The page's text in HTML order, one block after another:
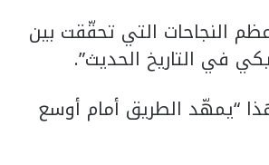
النجاحات التي تحقّقت بين
في التاريخ الحديث”.
“يمهّد الطريق أمام أوسع